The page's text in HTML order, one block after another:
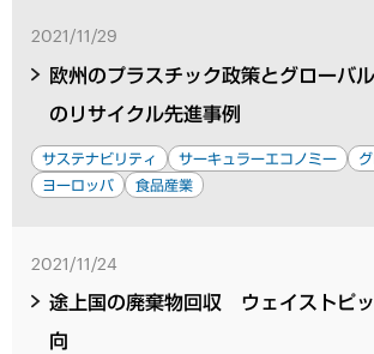
2021/11/29
欧州のプラスチック政策とグローバ
のリサイクル先進事例
サステナビリティ サーキュラーエコノミー
ヨーロッパ
食品産業
2021/11/24
途上国の廃棄物回収 ウェイストピ
向